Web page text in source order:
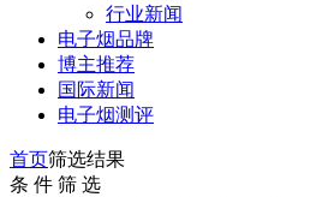
行业新闻
电子烟品牌
博主推荐
国际新闻
电子烟测评
首页筛选结果
条 件 筛 选